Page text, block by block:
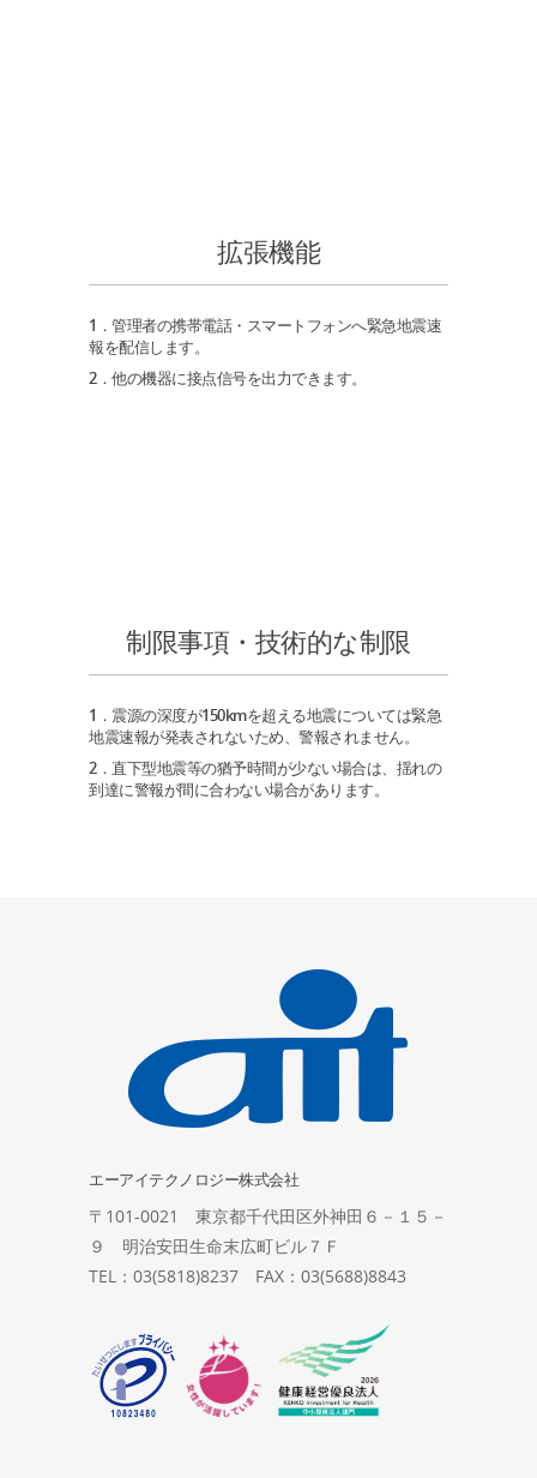
拡張機能
1．管理者の携帯電話・スマートフォンへ緊急地震速
報を配信します。
2．他の機器に接点信号を出力できます。
制限事項・技術的な制限
1．震源の深度が150kmを超える地震については緊急
地震速報が発表されないため、警報されません。
2．直下型地震等の猶予時間が少ない場合は、揺れの
到達に警報が間に合わない場合があります。
エーアイテクノロジー株式会社
〒101-0021 東京都千代田区外神田６－１５－
９ 明治安田生命末広町ビル７Ｆ
TEL：03(5818)8237 FAX：03(5688)8843